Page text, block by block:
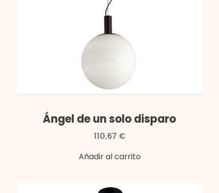
Ángel de un solo disparo
110,67 €
Añadir al carrito